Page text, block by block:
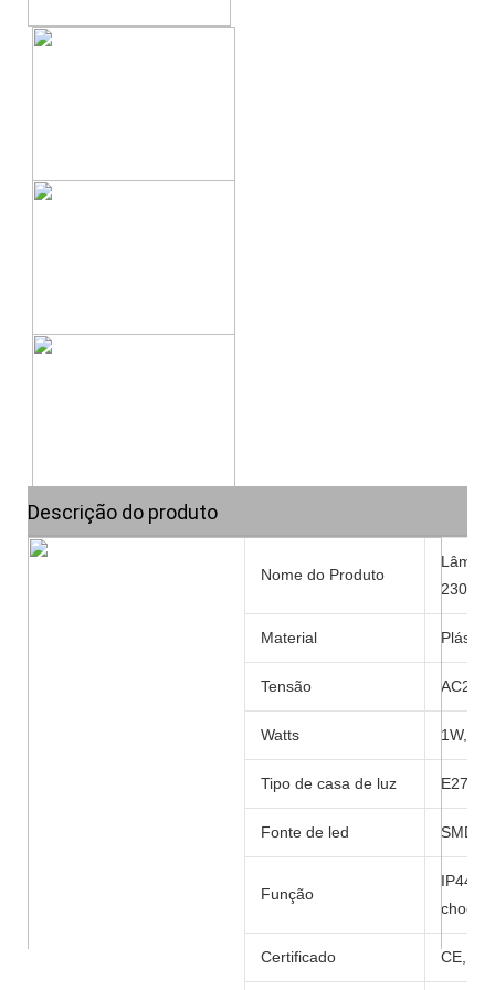
Descrição do produto
Nome do Produto
230V
Material Plástico
Tensão
Watts 1W,2W
Tipo de casa de luz E27/
Fonte de led
Função
IP44
choque
Certificado CE,